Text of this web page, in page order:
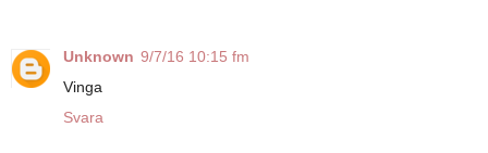
Unknown 9/7/16 10:15 fm
Vinga
Svara